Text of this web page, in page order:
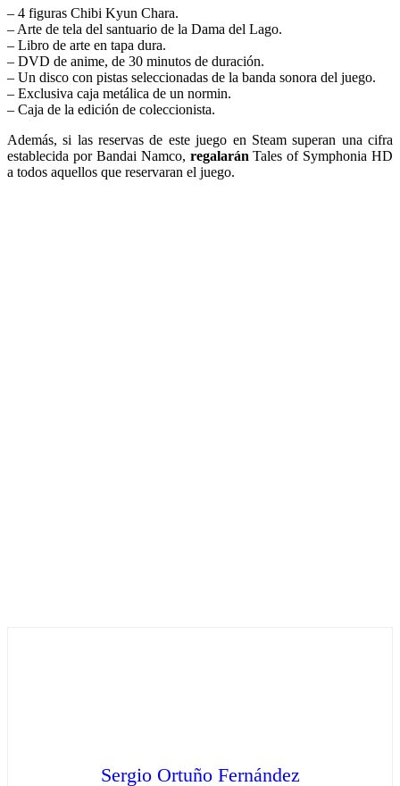
– 4 figuras Chibi Kyun Chara.
– Arte de tela del santuario de la Dama del Lago.
– Libro de arte en tapa dura.
– DVD de anime, de 30 minutos de duración.
– Un disco con pistas seleccionadas de la banda sonora del juego.
– Exclusiva caja metálica de un normin.
– Caja de la edición de coleccionista.
Además, si las reservas de este juego en Steam superan una cifra
establecida por Bandai Namco, regalarán Tales of Symphonia HD
a todos aquellos que reservaran el juego.
Sergio Ortuño Fernández